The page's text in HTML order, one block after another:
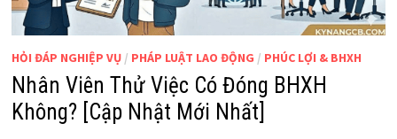
HỎI ĐÁP NGHIỆP VỤ/ PHÁP LUẬT LAO ĐỘNG / PHÚC LỢI & BHXH
Nhân Viên Thử Việc Có Đóng BHXH
Không? [Cập Nhật Mới Nhất]